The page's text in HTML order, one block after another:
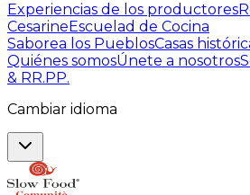
Experiencias de los productores
CesarineEscuelad de Cocina
Saborea los PueblosCasas
Quiénes somosÚnete a nosotros
& RR.PP.
Cambiar idioma